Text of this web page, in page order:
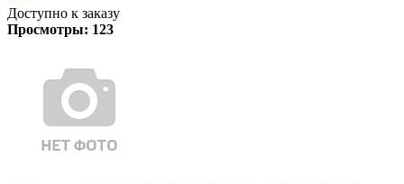
Доступно к заказу
Просмотры: 123